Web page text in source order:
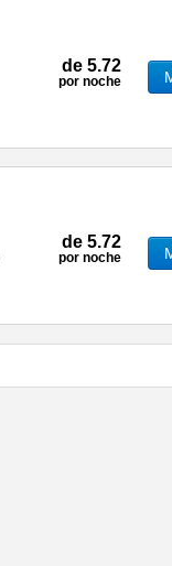
de 5.72
por noche
de 5.72
por noche